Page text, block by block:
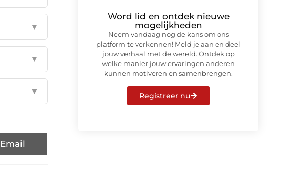
▼
▼
▼
Email
Word lid en ontdek nieuwe
mogelijkheden
Neem vandaag nog de kans om ons
platform te verkennen! Meld je aan en deel
jouw verhaal met de wereld. Ontdek op
welke manier jouw ervaringen anderen
kunnen motiveren en samenbrengen.
Registreer nu